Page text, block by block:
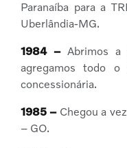
Paranaíba para a
Uberlândia-MG.
1984 –Abrimos a
agregamos todo o
concessionária.
1985 –Chegou a
– GO.